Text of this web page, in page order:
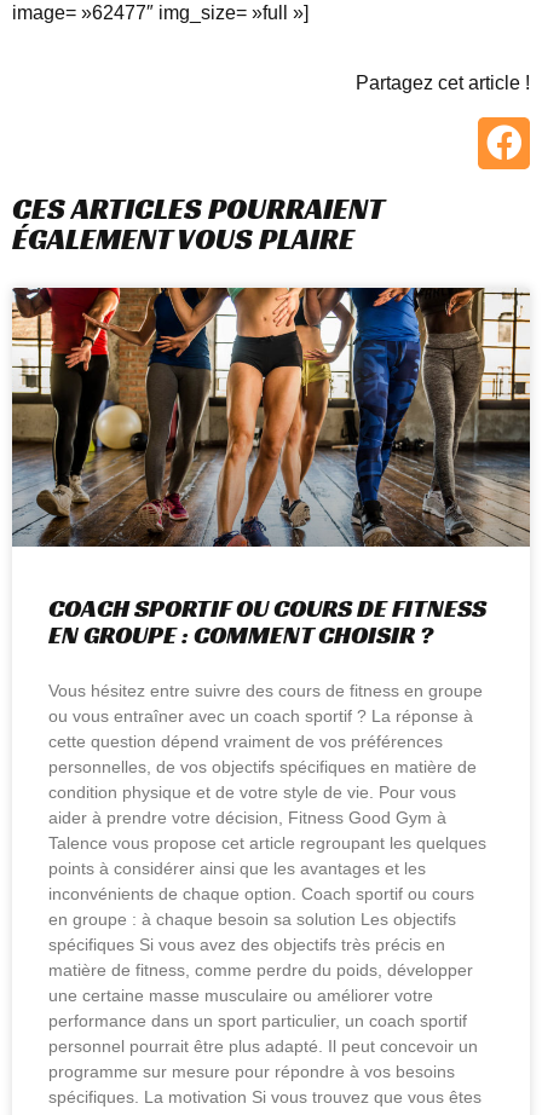
image= »62477″ img_size= »full »]
Partagez cet article !
CES ARTICLES POURRAIENT
ÉGALEMENT VOUS PLAIRE
COACH SPORTIF OU COURS DE FITNESS
EN GROUPE : COMMENT CHOISIR ?
Vous hésitez entre suivre des cours de fitness en groupe
ou vous entraîner avec un coach sportif ? La réponse à
cette question dépend vraiment de vos préférences
personnelles, de vos objectifs spécifiques en matière de
condition physique et de votre style de vie. Pour vous
aider à prendre votre décision, Fitness Good Gym à
Talence vous propose cet article regroupant les quelques
points à considérer ainsi que les avantages et les
inconvénients de chaque option. Coach sportif ou cours
en groupe : à chaque besoin sa solution Les objectifs
spécifiques Si vous avez des objectifs très précis en
matière de fitness, comme perdre du poids, développer
une certaine masse musculaire ou améliorer votre
performance dans un sport particulier, un coach sportif
personnel pourrait être plus adapté. Il peut concevoir un
programme sur mesure pour répondre à vos besoins
spécifiques. La motivation Si vous trouvez que vous êtes